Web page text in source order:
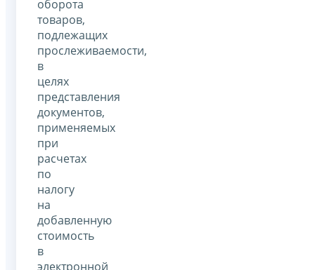
оборота
товаров,
подлежащих
прослеживаемости,
в
целях
представления
документов,
применяемых
при
расчетах
по
налогу
на
добавленную
стоимость
в
электронной